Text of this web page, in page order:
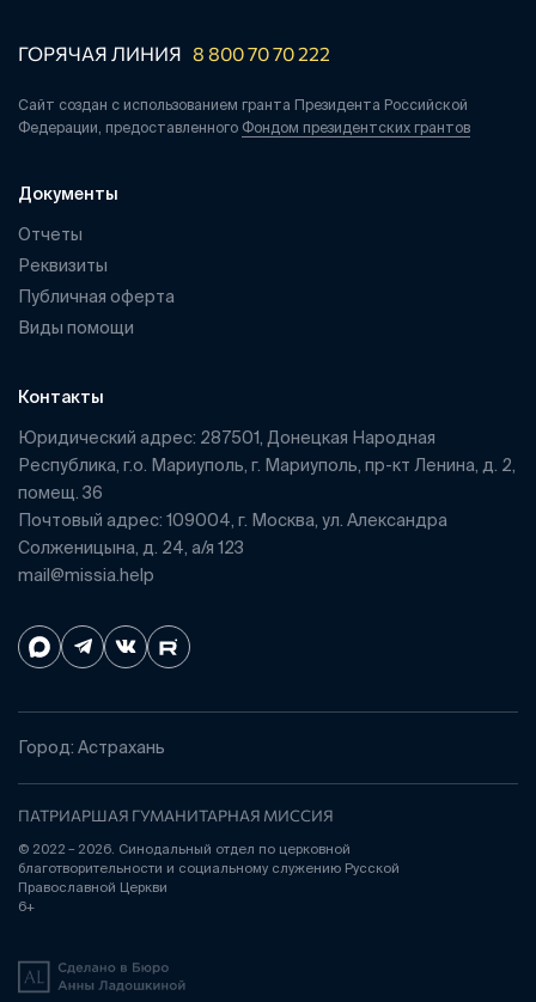
ГОРЯЧАЯ ЛИНИЯ 8 800 70 70 222
Сайт создан с использованием гранта Президента Российской
Федерации, предоставленного Фондом президентских грантов
Документы
Отчеты
Реквизиты
Публичная оферта
Виды помощи
Контакты
Юридический адрес: 287501, Донецкая Народная
Республика, г.о. Мариуполь, г. Мариуполь, пр-кт Ленина, д. 2,
помещ. 36
Почтовый адрес: 109004, г. Москва, ул. Александра
Солженицына, д. 24, а/я 123
mail@missia.help
Город: Астрахань
ПАТРИАРШАЯ ГУМАНИТАРНАЯ МИССИЯ
© 2022 – 2026. Синодальный отдел по церковной
благотворительности и социальному служению Русской
Православной Церкви
6+